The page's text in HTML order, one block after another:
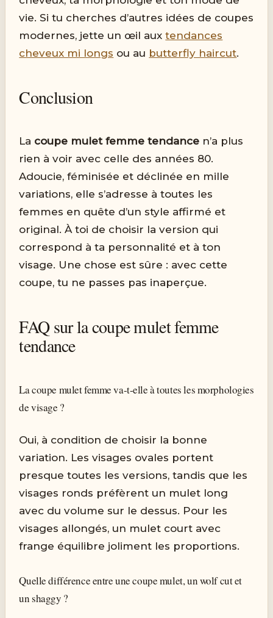
vie. Si tu cherches d’autres idées de coupes
modernes, jette un œil auxtendances
cheveux mi longs ou au butterfly haircut.
Conclusion
La coupe mulet femme tendance n’a plus
rien à voir avec celle des années 80.
Adoucie, féminisée et déclinée en mille
variations, elle s’adresse à toutes les
femmes en quête d’un style affirmé et
original. À toi de choisir la version qui
correspond à ta personnalité et à ton
visage. Une chose est sûre : avec cette
coupe, tu ne passes pas inaperçue.
FAQ sur la coupe mulet femme
tendance
La coupe mulet femme va-t-elle à toutes les morphologies
de visage ?
Oui, à condition de choisir la bonne
variation. Les visages ovales portent
presque toutes les versions, tandis que les
visages ronds préfèrent un mulet long
avec du volume sur le dessus. Pour les
visages allongés, un mulet court avec
frange équilibre joliment les proportions.
Quelle différence entre une coupe mulet, un wolf cut et
un shaggy ?